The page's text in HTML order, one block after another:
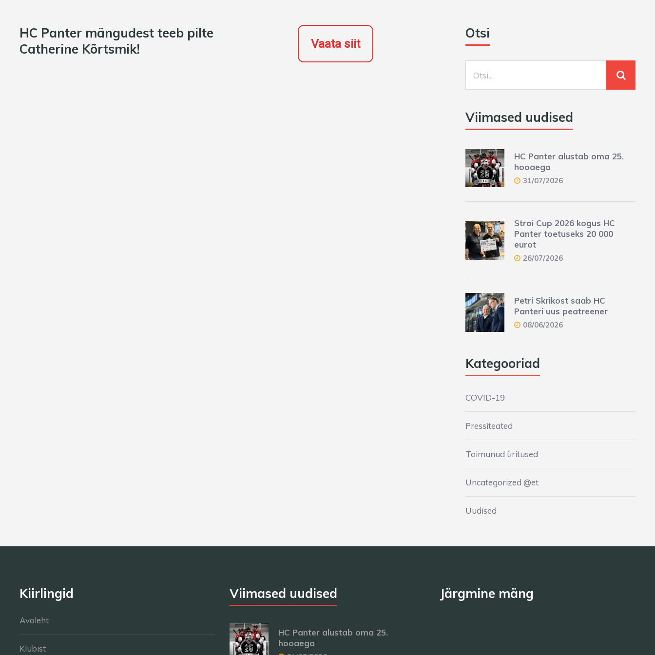
HC Panter mängudest teeb pilte
Catherine Kõrtsmik!
Vaata siit
Otsi
Viimased uudised
HC Panter alustab oma 25.
hooaega
31/07/2026
Stroi Cup 2026 kogus HC
Panter toetuseks 20 000
eurot
26/07/2026
Petri Skrikost saab HC
Panteri uus peatreener
08/06/2026
Kategooriad
COVID-19
Pressiteated
Toimunud üritused
Uncategorized @et
Uudised
Kiirlingid
Avaleht
Klubist
Viimased uudised
HC Panter alustab oma 25.
hooaega
Järgmine mäng